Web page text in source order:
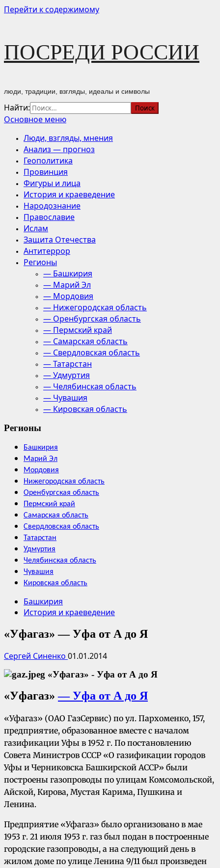
Перейти к содержимому
ПОСРЕДИ РОССИИ
люди, традиции, взгляды, идеалы и символы
Найти:
Основное меню
Люди, взгляды, мнения
Анализ — прогноз
Геополитика
Провинция
Фигуры и лица
История и краеведение
Народознание
Православие
Ислам
Защита Отечества
Антитеррор
Регионы
— Башкирия
— Марий Эл
— Мордовия
— Нижегородская область
— Оренбургская область
— Пермский край
— Самарская область
— Свердловская область
— Татарстан
— Удмуртия
— Челябинская область
— Чувашия
— Кировская область
Регионы
Башкирия
Марий Эл
Мордовия
Нижегородская область
Оренбургская область
Пермский край
Самарская область
Свердловская область
Татарстан
Удмуртия
Челябинская область
Чувашия
Кировская область
Башкирия
История и краеведение
«Уфагаз» — Уфа от А до Я
Сергей Синенко 01.01.2014
«Уфагаз»— Уфа от А до Я
«Уфагаз» (ОАО ГазСервис) по ул. Пархоменко, 157,
предприятие, образованное вместе с началом
газификации Уфы в 1952 г. По постановлению
Совета Министров СССР «О газификации городов
Уфы и Черниковска Башкирской АССР» были
построены газопроводы по улицам Комсомольской,
Айской, Кирова, Мустая Карима, Пушкина и
Ленина.
Предприятие «Уфагаз» было организовано в мае
1953 г. 21 июля 1953 г. газ был подан в построенные
городские газопроводы, а на следующий день в
жилом доме по улице Ленина 9/11 был произведен